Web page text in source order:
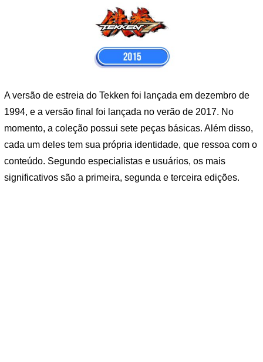
A versão de estreia do Tekken foi lançada em dezembro de
1994, e a versão final foi lançada no verão de 2017. No
momento, a coleção possui sete peças básicas. Além disso,
cada um deles tem sua própria identidade, que ressoa com o
conteúdo. Segundo especialistas e usuários, os mais
significativos são a primeira, segunda e terceira edições.